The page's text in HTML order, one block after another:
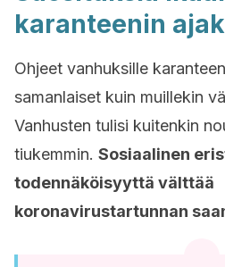
karanteenin
Ohjeet vanhuksille
samanlaiset kuin muillekin
Vanhusten tulisi kuitenkin
tiukemmin. Sosiaalinen
todennäköisyyttä välttää
koronavirustartunnan